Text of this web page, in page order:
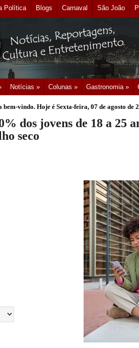
Política Blogs Carnaval São João
Notícias » Colunas » Gastronomia »
bem-vindo. Hoje é Sexta-feira, 07 de agosto de
dos jovens de 18 a 25
seco